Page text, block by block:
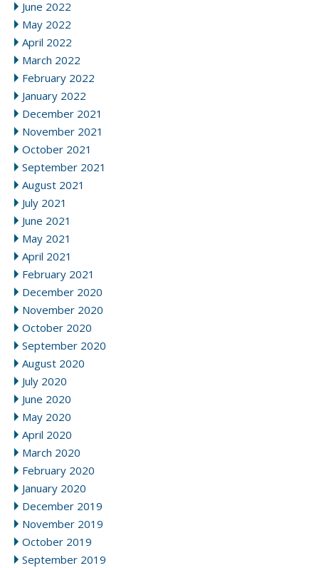
June 2022
May 2022
April 2022
March 2022
February 2022
January 2022
December 2021
November 2021
October 2021
September 2021
August 2021
July 2021
June 2021
May 2021
April 2021
February 2021
December 2020
November 2020
October 2020
September 2020
August 2020
July 2020
June 2020
May 2020
April 2020
March 2020
February 2020
January 2020
December 2019
November 2019
October 2019
September 2019